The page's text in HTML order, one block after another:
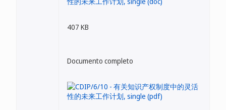
407 KB
Documento completo